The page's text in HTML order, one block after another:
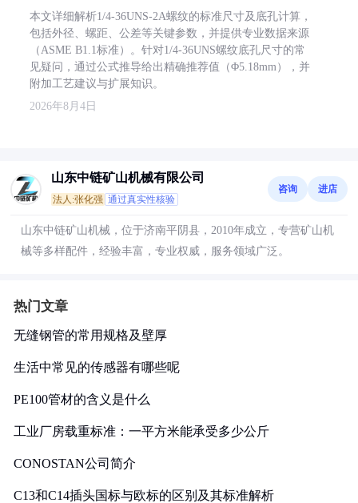
本文详细解析1/4-36UNS-2A螺纹的标准尺寸及底孔计算，
包括外径、螺距、公差等关键参数，并提供专业数据来源
（ASME B1.1标准）。针对1/4-36UNS螺纹底孔尺寸的常
见疑问，通过公式推导给出精确推荐值（Φ5.18mm），并
附加工艺建议与扩展知识。
2026年8月4日
山东中链矿山机械有限公司
法人:张化强 通过真实性核验
咨询 进店
山东中链矿山机械，位于济南平阴县，2010年成立，专营矿山机
械等多样配件，经验丰富，专业权威，服务领域广泛。
热门文章
无缝钢管的常用规格及壁厚
生活中常见的传感器有哪些呢
PE100管材的含义是什么
工业厂房载重标准：一平方米能承受多少公斤
CONOSTAN公司简介
C13和C14插头国标与欧标的区别及其标准解析